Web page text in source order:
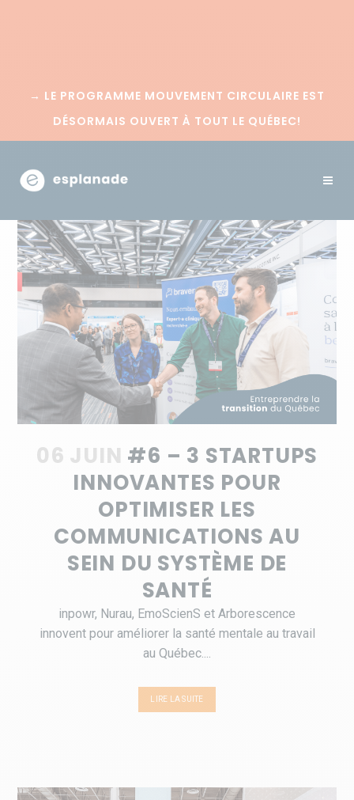
→ LE PROGRAMME MOUVEMENT CIRCULAIRE EST
DÉSORMAIS OUVERT À TOUT LE QUÉBEC!
06 JUIN #6 – 3 STARTUPS
INNOVANTES POUR
OPTIMISER LES
COMMUNICATIONS AU
SEIN DU SYSTÈME DE
SANTÉ
inpowr, Nurau, EmoScienS et Arborescence
innovent pour améliorer la santé mentale au travail
au Québec....
LIRE LA SUITE